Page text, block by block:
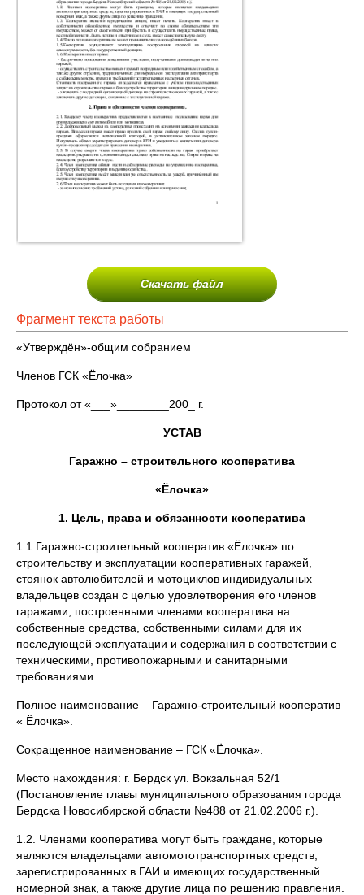
Скачать файл
Фрагмент текста работы
«Утверждён»-общим собранием
Членов ГСК «Ёлочка»
Протокол от «___»________200_ г.
УСТАВ
Гаражно – строительного кооператива
«Ёлочка»
1. Цель, права и обязанности кооператива
1.1.Гаражно-строительный кооператив «Ёлочка» по
строительству и эксплуатации кооперативных гаражей,
стоянок автолюбителей и мотоциклов индивидуальных
владельцев создан с целью удовлетворения его членов
гаражами, построенными членами кооператива на
собственные средства, собственными силами для их
последующей эксплуатации и содержания в соответствии с
техническими, противопожарными и санитарными
требованиями.
Полное наименование – Гаражно-строительный кооператив
« Ёлочка».
Сокращенное наименование – ГСК «Ёлочка».
Место нахождения: г. Бердск ул. Вокзальная 52/1
(Постановление главы муниципального образования города
Бердска Новосибирской области №488 от 21.02.2006 г.).
1.2. Членами кооператива могут быть граждане, которые
являются владельцами автомототранспортных средств,
зарегистрированных в ГАИ и имеющих государственный
номерной знак, а также другие лица по решению правления.